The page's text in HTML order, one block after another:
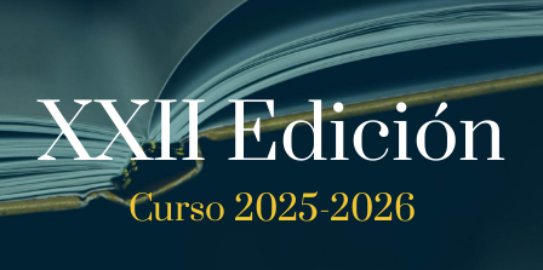
XXII Edición
Curso 2025-2026